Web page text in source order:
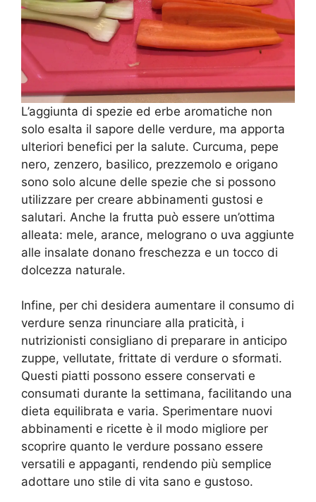
L’aggiunta di spezie ed erbe aromatiche non
solo esalta il sapore delle verdure, ma apporta
ulteriori benefici per la salute. Curcuma, pepe
nero, zenzero, basilico, prezzemolo e origano
sono solo alcune delle spezie che si possono
utilizzare per creare abbinamenti gustosi e
salutari. Anche la frutta può essere un’ottima
alleata: mele, arance, melograno o uva aggiunte
alle insalate donano freschezza e un tocco di
dolcezza naturale.
Infine, per chi desidera aumentare il consumo di
verdure senza rinunciare alla praticità, i
nutrizionisti consigliano di preparare in anticipo
zuppe, vellutate, frittate di verdure o sformati.
Questi piatti possono essere conservati e
consumati durante la settimana, facilitando una
dieta equilibrata e varia. Sperimentare nuovi
abbinamenti e ricette è il modo migliore per
scoprire quanto le verdure possano essere
versatili e appaganti, rendendo più semplice
adottare uno stile di vita sano e gustoso.